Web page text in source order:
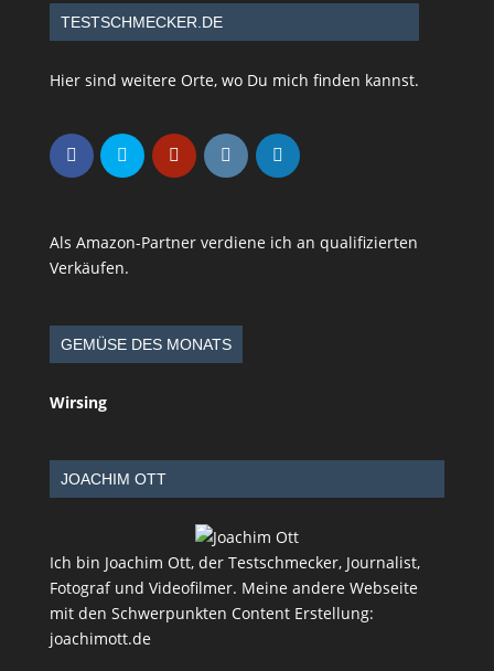
TESTSCHMECKER.DE
Hier sind weitere Orte, wo Du mich finden kannst.
Als Amazon-Partner verdiene ich an qualifizierten
Verkäufen.
GEMÜSE DES MONATS
Wirsing
JOACHIM OTT
Ich bin Joachim Ott, der Testschmecker, Journalist,
Fotograf und Videofilmer. Meine andere Webseite
mit den Schwerpunkten Content Erstellung:
joachimott.de